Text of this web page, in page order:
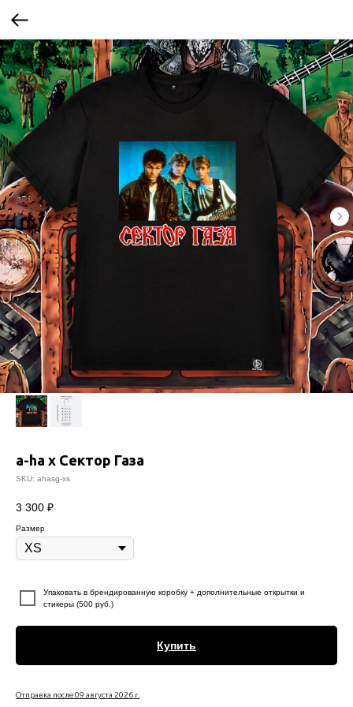
a-ha x Сектор Газа
SKU: ahasg-xs
3 300 ₽
Размер
Упаковать в брендированную коробку + дополнительные открытки и
стикеры (500 руб.)
Купить
Отправка после 09 августа 2026 г.